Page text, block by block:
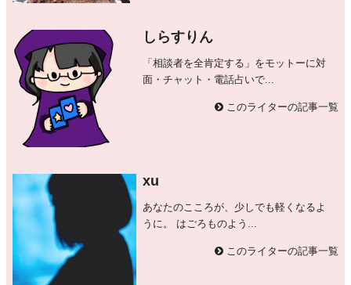
しらすりん
「相談者を全肯定する」をモットーに対
面・チャット・電話占いで...
このライターの記事一覧
xu
あなたのこころが、少しでも軽くなるよ
うに。 はごろものよう...
このライターの記事一覧